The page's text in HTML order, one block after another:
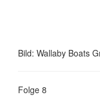
Bild: Wallaby Boats
Folge 8